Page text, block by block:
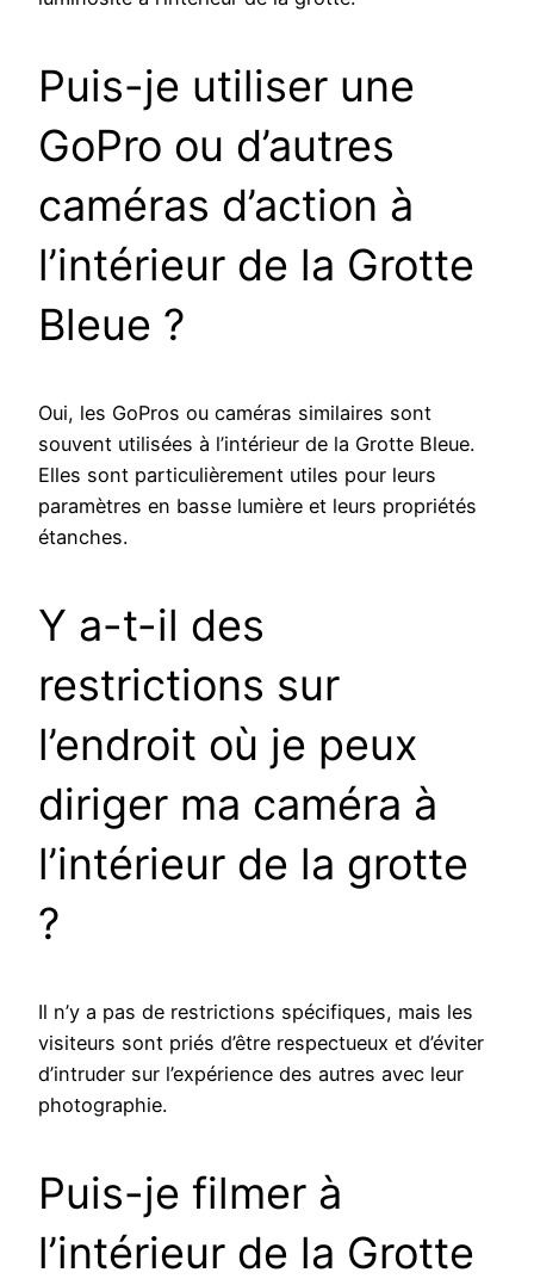
Puis-je utiliser une
GoPro ou d’autres
caméras d’action à
l’intérieur de la Grotte
Bleue ?
Oui, les GoPros ou caméras similaires sont
souvent utilisées à l’intérieur de la Grotte Bleue.
Elles sont particulièrement utiles pour leurs
paramètres en basse lumière et leurs propriétés
étanches.
Y a-t-il des
restrictions sur
l’endroit où je peux
diriger ma caméra à
l’intérieur de la grotte
?
Il n’y a pas de restrictions spécifiques, mais les
visiteurs sont priés d’être respectueux et d’éviter
d’intruder sur l’expérience des autres avec leur
photographie.
Puis-je filmer à
l’intérieur de la Grotte